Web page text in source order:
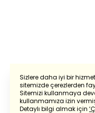
Sizlere daha iyi bir
sitemizde çerezlerden
Sitemizi kullanmaya
kullanmamıza izin
Detaylı bilgi almak için
Powered by